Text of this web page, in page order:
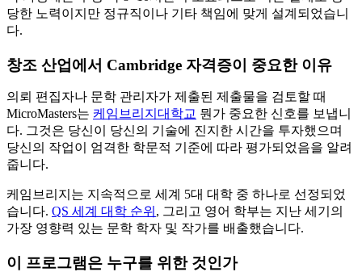
당한 노력이지만 정규직이나 기타 책임에 맞게 설계되었습니
다.
창조 산업에서 Cambridge 자격증이 중요한 이유
의뢰 편집자나 문학 관리자가 제출된 제출물을 검토할 때
MicroMasters는 케임브리지대학교 뭔가 중요한 신호를 보냅니
다. 그것은 당신이 당신의 기술에 진지한 시간을 투자했으며
당신의 작업이 엄격한 학문적 기준에 따라 평가되었음을 알려
줍니다.
케임브리지는 지속적으로 세계 5대 대학 중 하나로 선정되었
습니다. QS 세계 대학 순위 , 그리고 영어 학부는 지난 세기의
가장 영향력 있는 문학 학자 및 작가를 배출했습니다.
이 프로그램은 누구를 위한 것인가